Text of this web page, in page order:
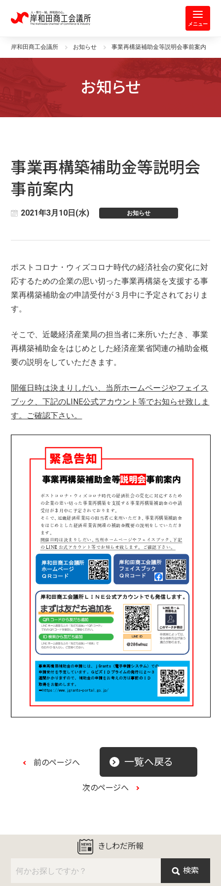
岸和田商工会議所 | 人・祭り・城。
メニュー
岸和田商工会議所 お知らせ 事業再構築補助金等説明会事前案内
お知らせ
事業再構築補助金等説明会
事前案内
2021年3月10日(水) お知らせ
ポストコロナ・ウィズコロナ時代の経済社会の変化に対
応するための企業の思い切った事業再構築を支援する事
業再構築補助金の申請受付が３月中に予定されておりま
す。
そこで、近畿経済産業局の担当者に来所いただき、事業
再構築補助金をはじめとした経済産業省関連の補助金概
要の説明をしていただきます。
開催日時は決まりしだい、当所ホームページやフェイス
ブック、下記のLINE公式アカウント等でお知らせ致しま
す。ご確認下さい。
前のページへ 一覧へ戻る
次のページへ
きしわだ所報
検索